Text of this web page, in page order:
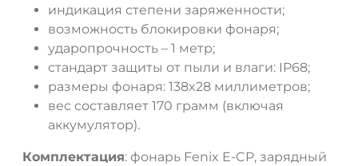
индикация степени заряженности;
возможность блокировки фонаря;
ударопрочность – 1 метр;
стандарт защиты от пыли и влаги: IP68;
размеры фонаря: 138x28 миллиметров;
вес составляет 170 грамм (включая
аккумулятор).
Комплектация: фонарь Fenix E-CP, зарядный